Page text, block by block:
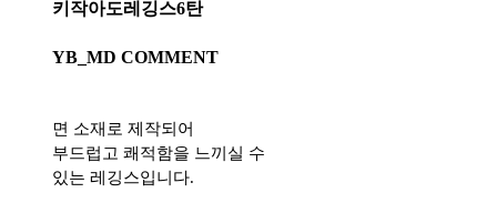
키작아도레깅스6탄
YB_MD COMMENT
면 소재로 제작되어
부드럽고 쾌적함을 느끼실 수
있는 레깅스입니다.